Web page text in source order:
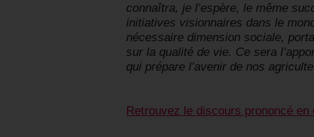
connaîtra, je l’espère, le même
initiatives visionnaires dans le
nécessaire dimension sociale,
sur la qualité de vie. Ce sera
qui prépare l’avenir de nos
Retrouvez le discours prononcé